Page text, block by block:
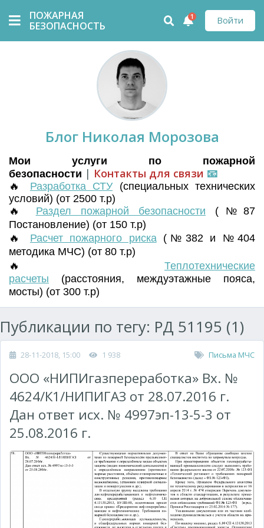
ПОЖАРНАЯ
БЕЗОПАСНОСТЬ
Войти
1
Блог Николая Морозова
Мои услуги по пожарной
безопасности | Контакты для связи 📧
🔥 Разработка СТУ (специальных технических
условий) (от 2500 т.р)
🔥 Раздел пожарной безопасности (№87
Постановление) (от 150 т.р)
🔥 Расчет пожарного риска(№382 и №404
методика МЧС) (от 80 т.р)
🔥 Теплотехнические
расчеты (расстояния, междуэтажные пояса,
мосты) (от 300 т.р)
Публикации по тегу: РД 51195 (1)
28-11-2018, 15:00 1 938 Письма МЧС
ООО «НИПИгазпереработка» Вх. №
4624/К1/НИПИГАЗ от 28.07.2016 г.
Дан ответ исх. № 4997эп-13-5-3 от
25.08.2016 г.